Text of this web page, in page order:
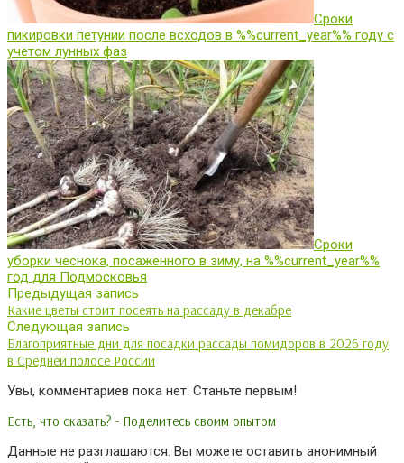
Сроки
пикировки петунии после всходов в %%current_year%% году с
учетом лунных фаз
Сроки
уборки чеснока, посаженного в зиму, на %%current_year%%
год для Подмосковья
Предыдущая запись
Какие цветы стоит посеять на рассаду в декабре
Следующая запись
Благоприятные дни для посадки рассады помидоров в 2026 году
в Средней полосе России
Увы, комментариев пока нет. Станьте первым!
Есть, что сказать? - Поделитесь своим опытом
Данные не разглашаются. Вы можете оставить анонимный